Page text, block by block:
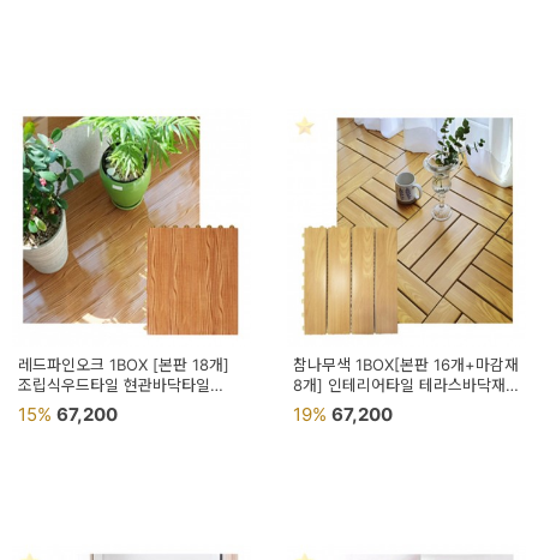
레드파인오크 1BOX [본판 18개]
조립식우드타일 현관바닥타일
끼움식마루 조립마루
15% 67,200
참나무색 1BOX[본판 16개+마감재
8개] 인테리어타일 테라스바닥재
틈새없는매트 조립마루
19% 67,200